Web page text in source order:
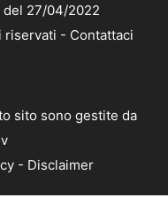
del 27/04/2022
riservati - Contattaci
sito sono gestite da
- Disclaimer